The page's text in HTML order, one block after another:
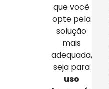
que você
opte pela
solução
mais
adequada,
seja para
uso